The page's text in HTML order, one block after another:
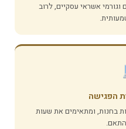
אשראי עסקיים, לרוב
הפגישה
בחנות, ומתאימים את שעות